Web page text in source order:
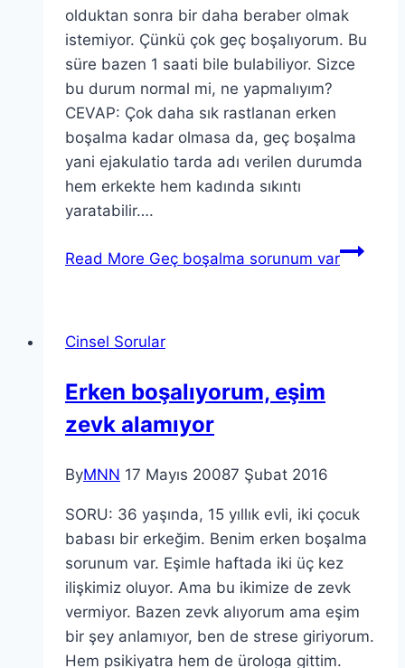
olduktan sonra bir daha beraber olmak
istemiyor. Çünkü çok geç boşalıyorum. Bu
süre bazen 1 saati bile bulabiliyor. Sizce
bu durum normal mi, ne yapmalıyım?
CEVAP: Çok daha sık rastlanan erken
boşalma kadar olmasa da, geç boşalma
yani ejakulatio tarda adı verilen durumda
hem erkekte hem kadında sıkıntı
yaratabilir….
Read More Geç boşalma sorunum var
Cinsel Sorular
Erken boşalıyorum, eşim
zevk alamıyor
ByMNN 17 Mayıs 20087 Şubat 2016
SORU: 36 yaşında, 15 yıllık evli, iki çocuk
babası bir erkeğim. Benim erken boşalma
sorunum var. Eşimle haftada iki üç kez
ilişkimiz oluyor. Ama bu ikimize de zevk
vermiyor. Bazen zevk alıyorum ama eşim
bir şey anlamıyor, ben de strese giriyorum.
Hem psikiyatra hem de ürologa gittim.